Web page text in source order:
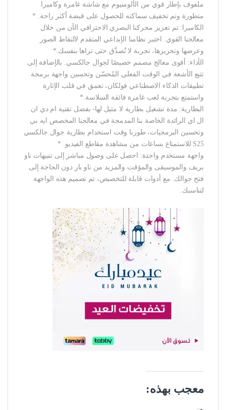
ملفوف بإطار قوي من الألومنيوم مع شاشة غامرة وكاميرا
متطورة وتم تخفيف سماكته للحصول على قبضة أكثر راحة. *
الكاميرا: تم تعزيز محركنا البصري الاحترافي الآن من خلال
معالجنا القوي. اختبر نظامنا الإبداعي المتقدم لالتقاط الصور
وعرضها وتحريرها، تجربة لا تُصدَّق حتى تراها بنفسك.*
الأداء: أقوى معالج مصمم خصيصًا لجوال جالكسي. بالإضافة إلى
تتبع الأشعة في الوقت الفعلي المُحسّن وتحسين واجهة برمجة
تطبيقات الذكاء الاصطناعي فولكان، تعمق في قلب الإثارة
واستمتع بتجربة لعب غامرة فائقة السلاسة.*
البطارية: مدة تشغيل بطارية لا مثيل لها- بفضل تقنية ام دي ان
ال اي الرائدة الخاصة بنا المدمجة في معالجنا المخصص ايه بي
وتحسين البرمجيات، طورنا وقت استخدام بطارية جوال جالكسي
S25 للاستمتاع بساعات من مشاهدة مقاطع الفيديو. *
واجهة مستخدم واحدة: احصل على وصول مباشر إلى تنبيهات ناو
بريف والموسيقى والمؤقت والمزيد من ناو بار دون الحاجة إلى
فتح جوالك. مع أدوات قابلة للتخصيص، تم تصميم هذه الواجهة
لتناسبك.
معجب بهذه: